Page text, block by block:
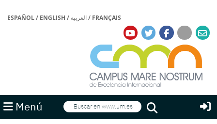
ESPAÑOL/ ENGLISH / العربية/ FRANÇAIS
Menú Buscar
Buscar